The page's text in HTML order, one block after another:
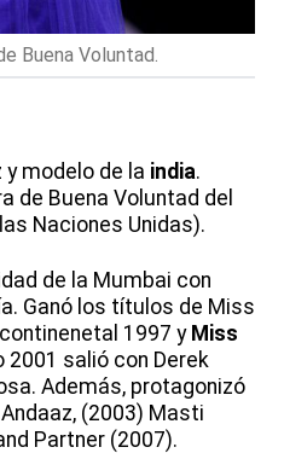
Buena Voluntad.
modelo de la india.
de Buena Voluntad del
Naciones Unidas).
de la Mumbai con
Ganó los títulos de Miss
1997 y Miss
2001 salió con Derek
Además, protagonizó
(2003) Masti
Partner (2007).